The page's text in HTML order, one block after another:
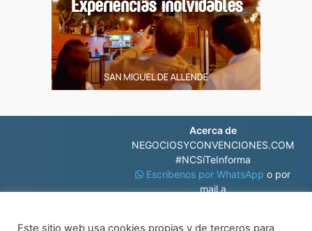
Acerca de
NEGOCIOSYCONVENCIONES.COM
#NCSíTeInforma
Escríbenos por WhatsAppo por
mail a
Este sitio web usa cookies propias y de terceros para